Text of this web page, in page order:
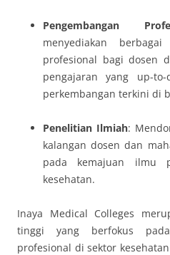
Pengembangan
menyediakan
profesional bagi dosen
pengajaran yang up-
perkembangan terkini di
Penelitian Ilmiah:
kalangan dosen dan
pada kemajuan ilmu
kesehatan.
Inaya Medical Colleges
tinggi yang berfokus
profesional di sektor